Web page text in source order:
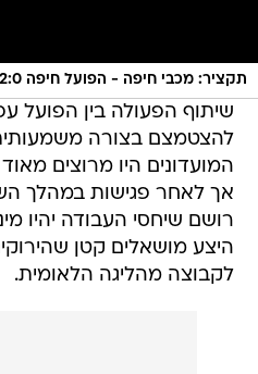
תקציר: מכבי חיפה - הפועל חיפה 2:0
שיתוף הפעולה בין הפועל
להצטמצם בצורה
המועדונים היו מרוצים
אך לאחר פגישות במהלך
רושם שיחסי העבודה יהיו
היצע מושאלים קטן
לקבוצה מהליגה הלאומית.